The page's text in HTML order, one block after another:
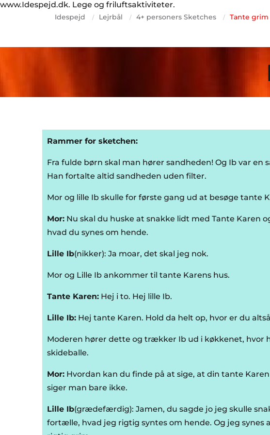
www.Idespejd.dk. Lege og friluftsaktiviteter.
Idespejd / Lejrbål / 4+ personers Sketches / Tante grim
Rammer for sketchen:
Fra fulde børn skal man hører sandheden! Og Ib var en
Han fortalte altid sandheden uden filter.
Mor og lille Ib skulle for første gang ud at besøge tante
Mor: Nu skal du huske at snakke lidt med Tante Karen
hvad du synes om hende.
Lille Ib(nikker): Ja moar, det skal jeg nok.
Mor og Lille Ib ankommer til tante Karens hus.
Tante Karen: Hej i to. Hej lille Ib.
Lille Ib: Hej tante Karen. Hold da helt op, hvor er du
Moderen hører dette og trækker Ib ud i køkkenet, hvor
skideballe.
Mor: Hvordan kan du finde på at sige, at din tante
siger man bare ikke.
Lille Ib(grædefærdig): Jamen, du sagde jo jeg skulle
fortælle, hvad jeg rigtig syntes om hende. Og jeg synes